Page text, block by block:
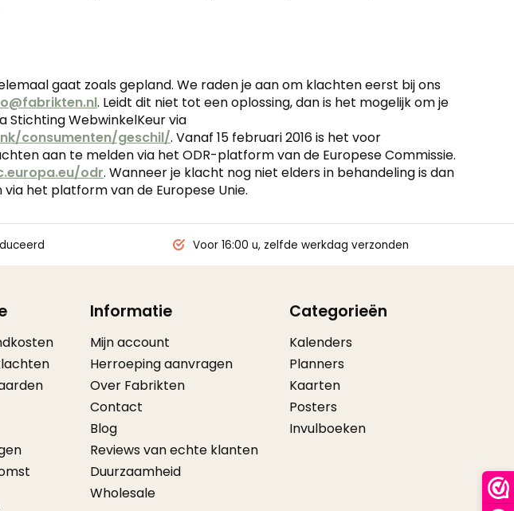
gaat zoals gepland. We raden je aan om klachten eerst bij ons
. Leidt dit niet tot een oplossing, dan is het mogelijk om je
Stichting WebwinkelKeur via
consumenten/geschil/. Vanaf 15 februari 2016 is het voor
aan te melden via het ODR-platform van de Europese Commissie.
odr. Wanneer je klacht nog niet elders in behandeling is dan
het platform van de Europese Unie.
Voor 16:00 u, zelfde werkdag verzonden
Informatie
Mijn account
Herroeping aanvragen
Over Fabrikten
Contact
Blog
Reviews van echte klanten
Duurzaamheid
Wholesale
Categorieën
Kalenders
Planners
Kaarten
Posters
Invulboeken